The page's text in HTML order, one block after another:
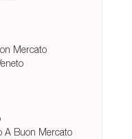
Mercato
A Buon Mercato